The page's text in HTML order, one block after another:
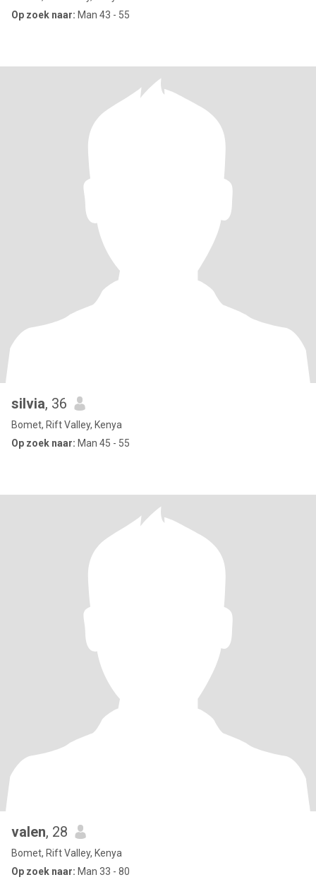
Op zoek naar: Man 43 - 55
silvia, 36
Bomet, Rift Valley, Kenya
Op zoek naar: Man 45 - 55
valen, 28
Bomet, Rift Valley, Kenya
Op zoek naar: Man 33 - 80